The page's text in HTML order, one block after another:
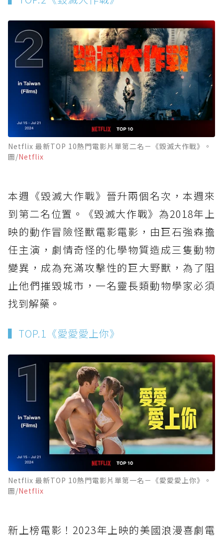
Netflix 最新TOP 10熱門電影片單第二名－《毀滅大作戰》。
圖/Netflix
本週《毀滅大作戰》晉升兩個名次，本週來
到第二名位置。《毀滅大作戰》為2018年上
映的動作冒險怪獸電影電影，由巨石強森擔
任主演，劇情奇怪的化學物質造成三隻動物
變異，成為充滿攻擊性的巨大野獸，為了阻
止他們摧毀城市，一名靈長類動物學家必須
找到解藥。
▍TOP.1《愛愛愛上你》
Netflix 最新TOP 10熱門電影片單第一名－《愛愛愛上你》。
圖/Netflix
新上榜電影！2023年上映的美國浪漫喜劇電